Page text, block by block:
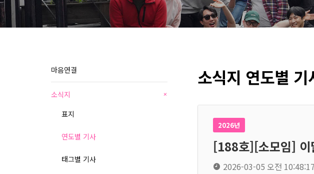
마음연결
소식지 +
표지
연도별 기사
태그별 기사
소식지 연도별 기
2026년
[188호][소모임] 이
2026-03-05 오전 10:48:17